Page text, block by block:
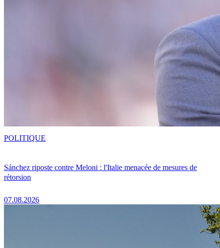
Sánchez riposte contre Meloni : l'Italie menacée de mesures de
rétorsion
07.08.2026
POLITIQUE